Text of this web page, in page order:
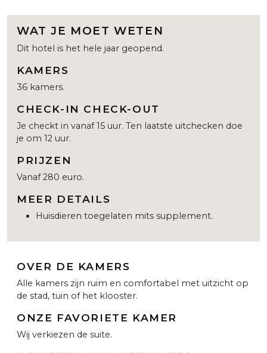
WAT JE MOET WETEN
Dit hotel is het hele jaar geopend.
KAMERS
36 kamers.
CHECK-IN CHECK-OUT
Je checkt in vanaf 15 uur. Ten laatste uitchecken doe
je om 12 uur.
PRIJZEN
Vanaf 280 euro.
MEER DETAILS
Huisdieren toegelaten mits supplement.
OVER DE KAMERS
Alle kamers zijn ruim en comfortabel met uitzicht op
de stad, tuin of het klooster.
ONZE FAVORIETE KAMER
Wij verkiezen de suite.